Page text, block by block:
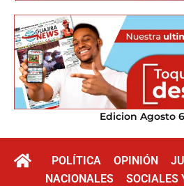
Edicion Agosto
POLÍTICA OPINIÓN
NACIONALES
SOCIALES